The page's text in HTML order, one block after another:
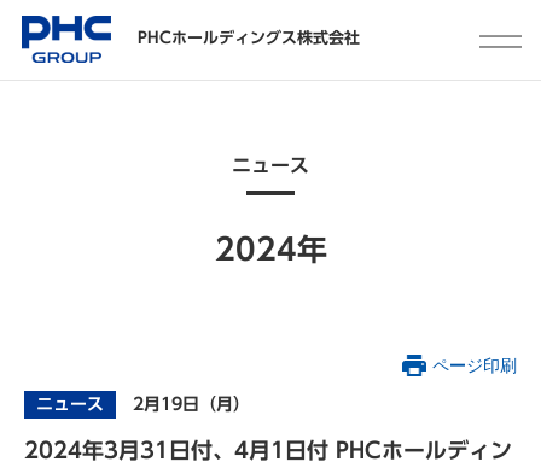
PHCホールディングス株式会社
ニュース
2024年
ページ印刷
ニュース 2月19日（月）
2024年3月31日付、4月1日付 PHCホールディン